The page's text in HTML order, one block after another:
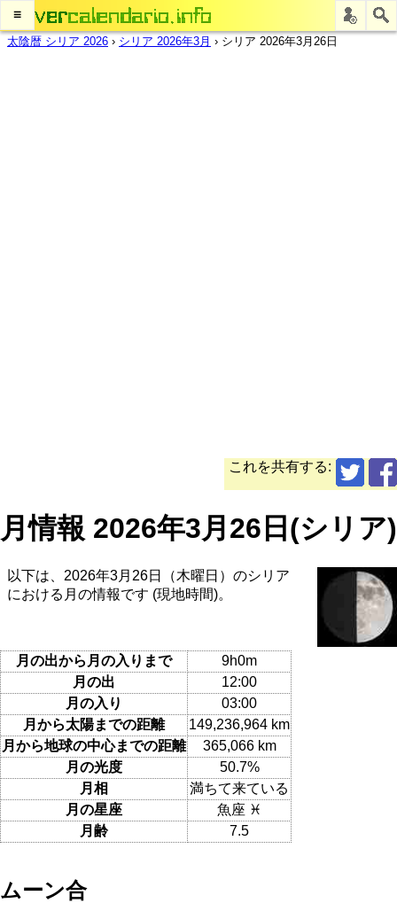
≡
太陰暦 シリア 2026 › シリア 2026年3月 › シリア 2026年3月26日
これを共有する:
月情報 2026年3月26日(シリア)
以下は、2026年3月26日（木曜日）のシリア
における月の情報です (現地時間)。
月の出から月の入りまで
9h0m
月の出
12:00
月の入り
03:00
月から太陽までの距離
149,236,964 km
月から地球の中心までの距離
365,066 km
月の光度
50.7%
月相
満ちて来ている
月の星座
魚座 ♓
月齢
7.5
ムーン合